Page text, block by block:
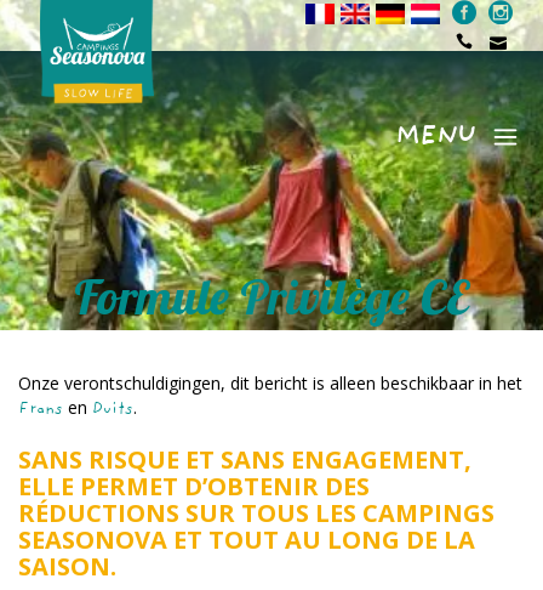
Menu
MENU
Formule Privilège CE
Onze verontschuldigingen, dit bericht is alleen beschikbaar in het
Frans en Duits.
SANS RISQUE ET SANS ENGAGEMENT,
ELLE PERMET D’OBTENIR DES
RÉDUCTIONS SUR TOUS LES CAMPINGS
SEASONOVA ET TOUT AU LONG DE LA
SAISON.